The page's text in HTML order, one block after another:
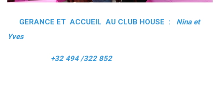
GERANCE ET ACCUEIL AU CLUB HOUSE :
Nina et
Yves
+32 494 /322 852